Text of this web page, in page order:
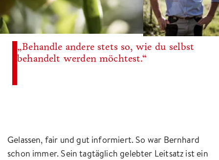
„Behandle andere stets so, wie du selbst
behandelt werden möchtest.“
Gelassen, fair und gut informiert. So war Bernhard
schon immer. Sein tagtäglich gelebter Leitsatz ist ein